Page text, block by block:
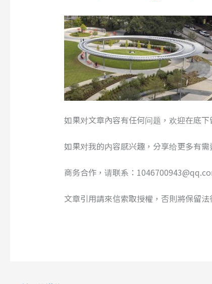
如果对文章內容有任何问题，欢迎在底下
如果对我的内容感兴趣，分享给更多有需
商务合作，请联系：
文章引用請來信索取授權，否則將保留法